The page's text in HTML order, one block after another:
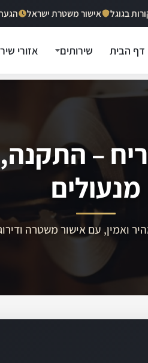
אישור משטרת ישראל הגעה תוך
דף הבית שירותים אזורי
–
מנעולים
עם אישור משטרה ודירוג 9.97